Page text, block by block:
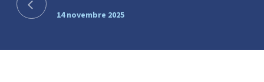
14 novembre 2025